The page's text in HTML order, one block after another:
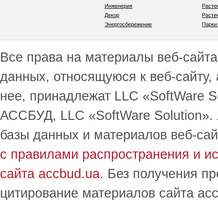
Инженерия
Декор
Энергосбережение
Все права на материалы веб-
данных, относящуюся к веб-
нее, принадлежат LLC
АССБУД, LLC «SoftWare Solution».
базы данных и материалов веб-
с правилами распространения и
сайта accbud.ua. Без получения
цитирование материалов сайта